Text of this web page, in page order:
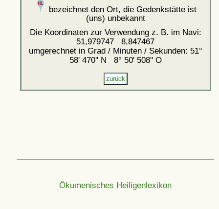
bezeichnet den Ort, die Gedenkstätte ist
(uns) unbekannt
Die Koordinaten zur Verwendung z. B. im Navi:
51,979747 8,847467
umgerechnet in Grad / Minuten / Sekunden: 51°
58' 470'' N 8° 50' 508'' O
Ökumenisches Heiligenlexikon